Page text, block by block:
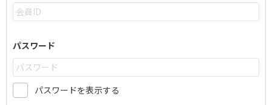
パスワード
パスワードを表示する